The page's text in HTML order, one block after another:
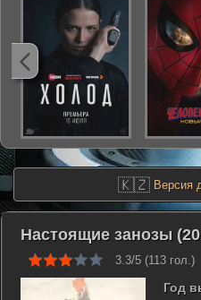
🇰🇿 Версия
Настоящие занозы
3.3/5 (113 гол.)
Год